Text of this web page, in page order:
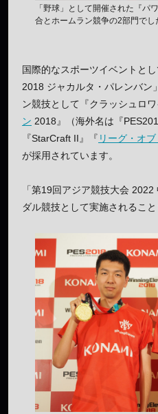
「野球」として開催された『パ
合とホームラン競争の2部門でし
国際的なスポーツイベントと
2018 ジャカルタ・パレンバン
ン競技として『クラッシュロ
ン 2018』（海外名は『
『StarCraft II』『 リーグ・オ
が採用されています。
「第19回アジア競技大会
ダル競技として実施されること